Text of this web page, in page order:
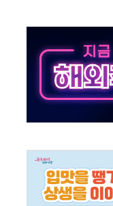
되는 또 다른 중동 화약고
[뉴스핌 줌인]
'총선·대선 직격탄' 우려